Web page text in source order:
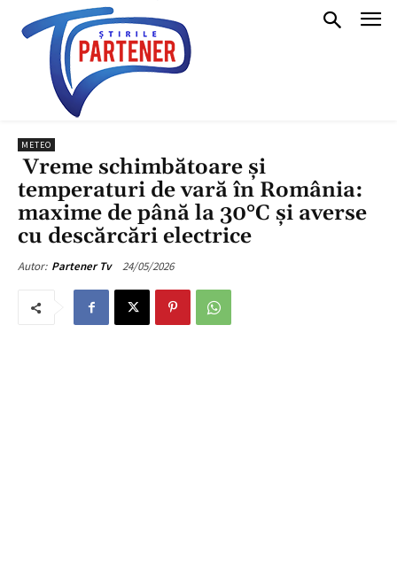
METEO
Vreme schimbătoare și
temperaturi de vară în România:
maxime de până la 30°C și averse
cu descărcări electrice
Autor: Partener Tv 24/05/2026